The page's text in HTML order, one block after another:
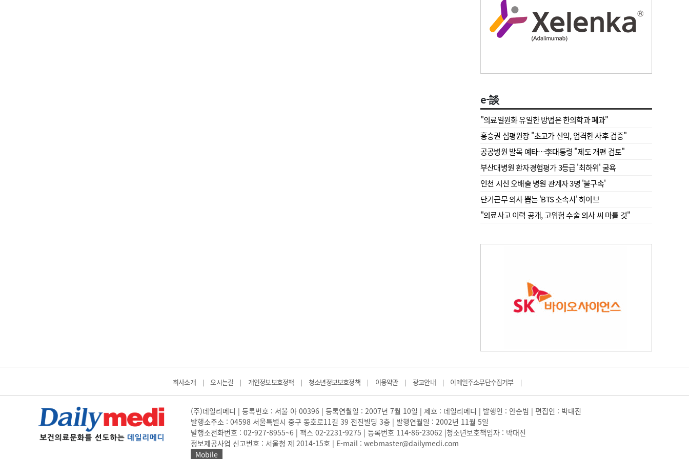
e-談
"의료일원화 유일한 방법은 한의학과 폐과"
홍승권 심평원장 " 초고가 신약, 엄격한 사후 검증"
공공병원 발목 예타…李대통령 "제도 개편 검토"
부산대병원 환자경험평가 3등급 '최하위' 굴욕
인천 시신 오배출 병원 관계자 3명 '불구속'
단기근무 의사 뽑는 'BTS 소속사' 하이브
"의료사고 이력 공개, 고위험 수술 의사 씨 마를 것"
회사소개 | 오시는길 | 개인정보보호정책 | 청소년정보보호정책 | 이용약관 | 광고안내 | 이메일주소무단수집거부 |
(주)데일리메디 | 등록번호 : 서울 아 00396 | 등록연월일 : 2007년 7월 10일 | 제호 : 데일리메디 | 발행인 : 안순범 | 편집인 : 박대진
발행소주소 : 04598 서울특별시 중구 동호로11길 39 전진빌딩 3층 | 발행연월일 : 2002년 11월 5일
발행소전화번호 : 02-927-8955~6 | 팩스 02-2231-9275 | 등록번호 114-86-23062 |청소년보호책임자 : 박대진
정보제공사업 신고번호 : 서울청 제 2014-15호 | E-mail : webmaster@dailymedi.com
Mobile